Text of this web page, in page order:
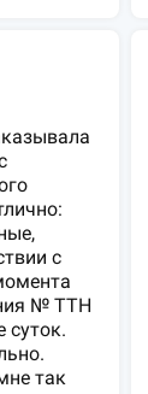
с
№ ТТН
суток.
так